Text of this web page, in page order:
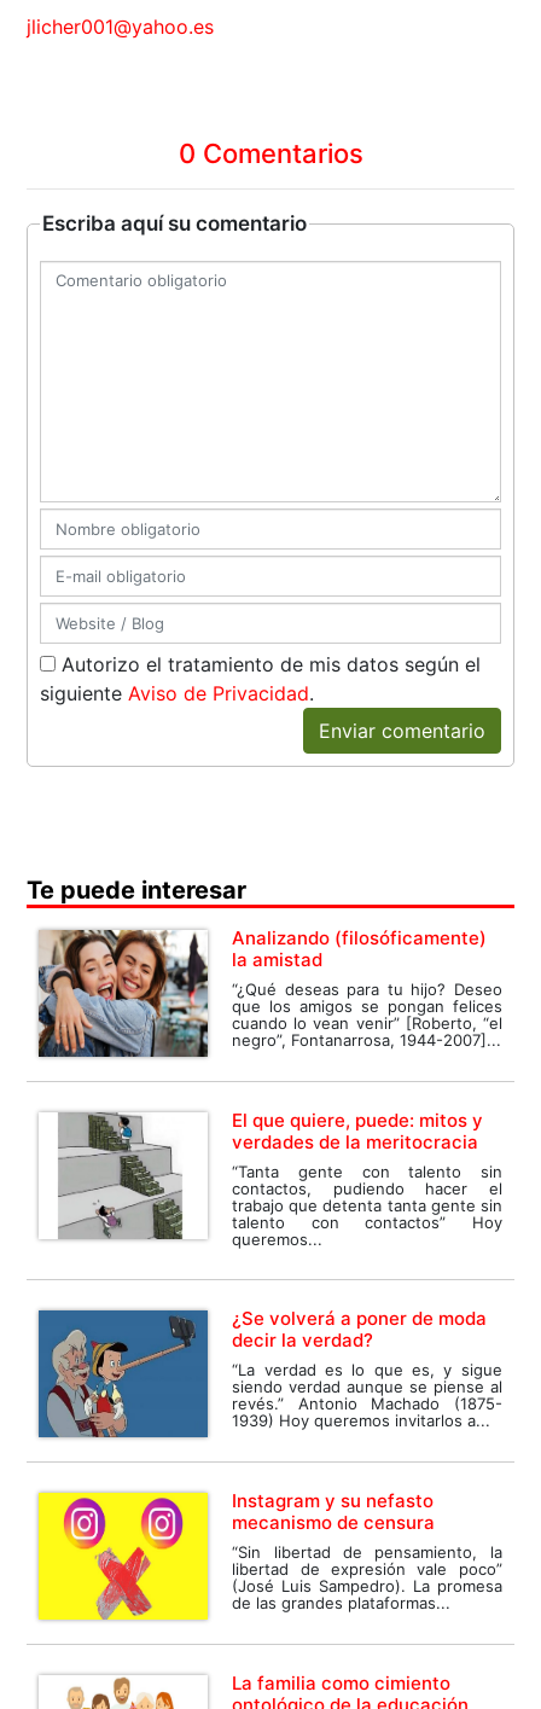
jlicher001@yahoo.es
0 Comentarios
Escriba aquí su comentario
Autorizo el tratamiento de mis datos según el
siguienteAviso de Privacidad.
Enviar comentario
Te puede interesar
Analizando (filosóficamente)
la amistad
“¿Qué deseas para tu hijo? Deseo
que los amigos se pongan felices
cuando lo vean venir” [Roberto, “el
negro”, Fontanarrosa, 1944-2007]...
El que quiere, puede: mitos y
verdades de la meritocracia
“Tanta gente con talento sin
contactos, pudiendo hacer el
trabajo que detenta tanta gente sin
talento con contactos” Hoy
queremos...
¿Se volverá a poner de moda
decir la verdad?
“La verdad es lo que es, y sigue
siendo verdad aunque se piense al
revés.” Antonio Machado (1875-
1939) Hoy queremos invitarlos a...
Instagram y su nefasto
mecanismo de censura
“Sin libertad de pensamiento, la
libertad de expresión vale poco”
(José Luis Sampedro). La promesa
de las grandes plataformas...
La familia como cimiento